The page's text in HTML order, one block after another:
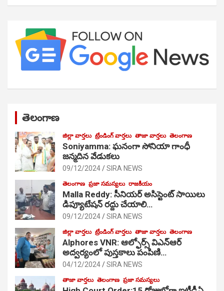
తెలంగాణ
జిల్లా వార్తలు ట్రేండింగ్ వార్తలు తాజా వార్తలు తెలంగాణ
Soniyamma: ఘ‌నంగా సోనియా గాంధీ
జ‌న్మ‌దిన వేడుక‌లు
09/12/2024 SIRA NEWS
తెలంగాణ ప్రజా సమస్యలు రాజకీయం
Malla Reddy: సీనియర్ అసిస్టెంట్ సాయిలు
డిప్యూటేషన్ రద్దు చేయాలి…
09/12/2024 SIRA NEWS
జిల్లా వార్తలు ట్రేండింగ్ వార్తలు తాజా వార్తలు తెలంగాణ
Alphores VNR: ఆల్ఫోర్స్ విఎన్ఆర్
అద్వర్యంలో పుస్తకాలు పంపిణి…
04/12/2024 SIRA NEWS
తాజా వార్తలు తెలంగాణ ప్రజా సమస్యలు